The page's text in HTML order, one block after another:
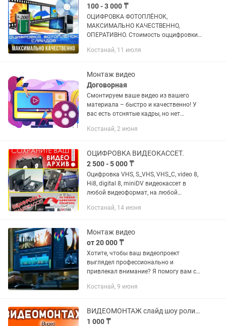
100 - 3 000 ₸
ОЦИФРОВКА ФОТОПЛЁНОК,
МАКСИМАЛЬНО КАЧЕСТВЕННО,
ОПЕРАТИВНО. Стоимость оццифровки
плёнки и желаемого конечного
Костанай, 11 июля
Монтаж видео
Договорная
Смонтируем ваше видео из вашего
материала – быстро и качественно! У
вас есть отснятые кадры, но нет
из них крутой ролик? Мы поможем! ✅
Костанай, 2 июня
ОЦИФРОВКА ВИДЕОКАССЕТ.
2 500 - 5 000 ₸
Оцифровка VHS, S_VHS, VHS_C, video 8,
Hi8, digital 8, miniDV видеокассет в
любой видеоформат, на любой
КАЧЕСТВЕННО, оперативно. 2500-5000
Костанай, 14 июня
Монтаж видео
от 20 000 ₸
Хотите, чтобы ваш видеопроект
выглядел профессионально и
привлекал внимание? Я помогу вам с
видеороликов любой сложности:
создаю...
Костанай, 9 июня
ВИДЕОМОНТАЖ слайд шоу ролики еске алу озвучкой юбилеи память открытки
1 000 ₸